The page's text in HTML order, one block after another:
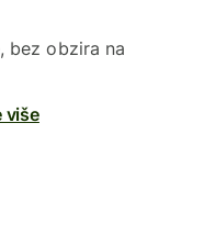
bez obzira na
više